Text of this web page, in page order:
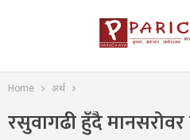
Home अर्थ
रसुवागढी हुँदै मानसरोवर